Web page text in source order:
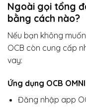
Ngoài gọi tổng
bằng cách nào?
Nếu bạn không
OCB còn cung cấp
vay:
Ứng dụng OCB OMNI
Đăng nhập app